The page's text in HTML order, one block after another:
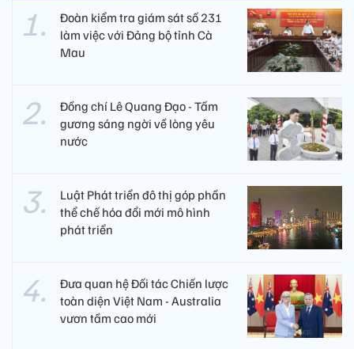
Đoàn kiểm tra giám sát số 231
làm việc với Đảng bộ tỉnh Cà
Mau
Đồng chí Lê Quang Đạo - Tấm
gương sáng ngời về lòng yêu
nước
Luật Phát triển đô thị góp phần
thể chế hóa đổi mới mô hình
phát triển
Đưa quan hệ Đối tác Chiến lược
toàn diện Việt Nam - Australia
vươn tầm cao mới